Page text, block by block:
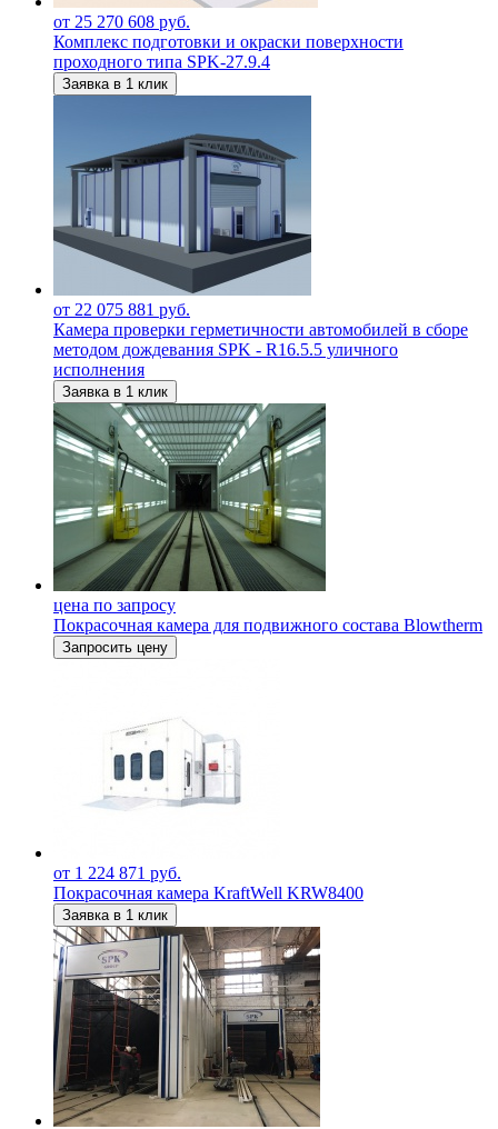
от 25 270 608 руб.
Комплекс подготовки и окраски поверхности
проходного типа SPK-27.9.4
Заявка в 1 клик
от 22 075 881 руб.
Камера проверки герметичности автомобилей в сборе
методом дождевания SPK - R16.5.5 уличного
исполнения
Заявка в 1 клик
цена по запросу
Покрасочная камера для подвижного состава Blowtherm
Запросить цену
от 1 224 871 руб.
Покрасочная камера KraftWell KRW8400
Заявка в 1 клик